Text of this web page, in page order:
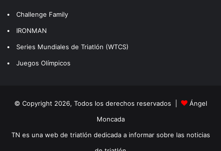
Challenge Family
IRONMAN
Series Mundiales de Triatlón (WTCS)
Juegos Olímpicos
© Copyright 2026, Todos los derechos reservados |
Ángel
Moncada
TN es una web de triatlón dedicada a informar sobre las noticias